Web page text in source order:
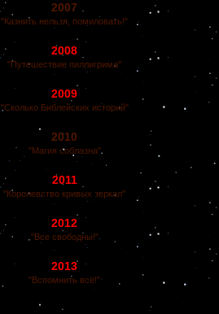
2007
"Казнить нельзя, помиловать!"
2008
"Путешествие пиллигрима"
2009
"Сколько Библейских историй"
2010
"Магия соблазна"
2011
"Королевство кривых зеркал"
2012
"Все свободны!"
2013
"Вспомнить всё!"